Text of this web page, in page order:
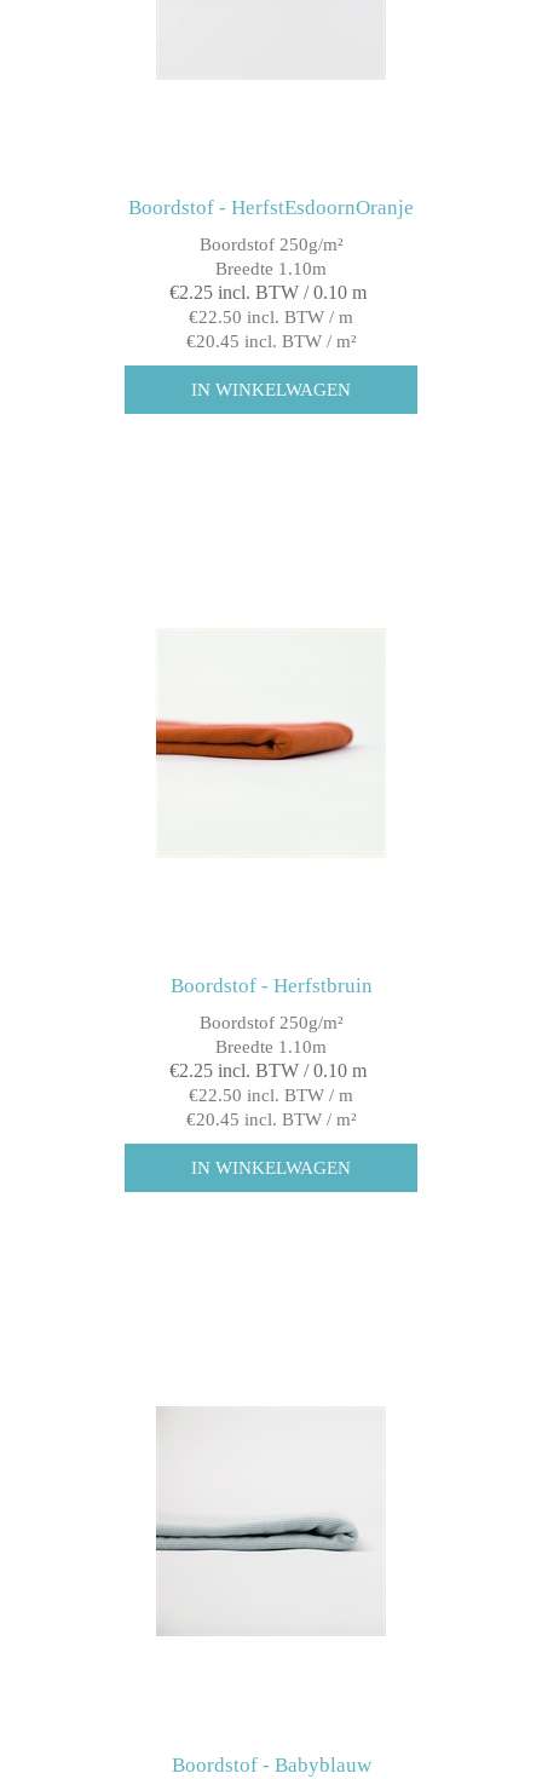
Boordstof - HerfstEsdoornOranje
Boordstof 250g/m²
Breedte 1.10m
€2.25 incl. BTW / 0.10 m
€22.50 incl. BTW / m
€20.45 incl. BTW / m²
Boordstof - Herfstbruin
Boordstof 250g/m²
Breedte 1.10m
€2.25 incl. BTW / 0.10 m
€22.50 incl. BTW / m
€20.45 incl. BTW / m²
Boordstof - Babyblauw